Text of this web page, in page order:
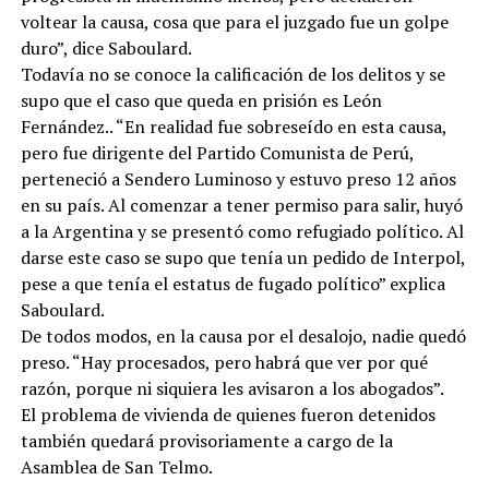
voltear la causa, cosa que para el juzgado fue un golpe
duro”, dice Saboulard.
Todavía no se conoce la calificación de los delitos y se
supo que el caso que queda en prisión es León
Fernández.. “En realidad fue sobreseído en esta causa,
pero fue dirigente del Partido Comunista de Perú,
perteneció a Sendero Luminoso y estuvo preso 12 años
en su país. Al comenzar a tener permiso para salir, huyó
a la Argentina y se presentó como refugiado político. Al
darse este caso se supo que tenía un pedido de Interpol,
pese a que tenía el estatus de fugado político” explica
Saboulard.
De todos modos, en la causa por el desalojo, nadie quedó
preso. “Hay procesados, pero habrá que ver por qué
razón, porque ni siquiera les avisaron a los abogados”.
El problema de vivienda de quienes fueron detenidos
también quedará provisoriamente a cargo de la
Asamblea de San Telmo.